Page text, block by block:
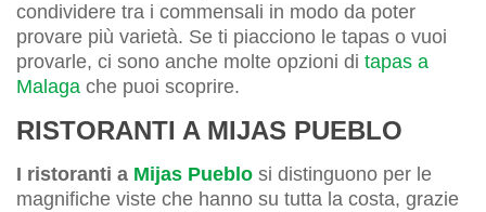
condividere tra i commensali in modo da poter
provare più varietà. Se ti piacciono le tapas o vuoi
provarle, ci sono anche molte opzioni di tapas a
Malaga che puoi scoprire.
RISTORANTI A MIJAS PUEBLO
I ristoranti a Mijas Pueblo si distinguono per le
magnifiche viste che hanno su tutta la costa, grazie